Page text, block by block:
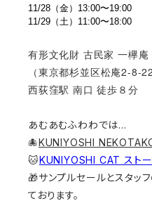
11/28（金）13:00〜19:00
11/29（土）11:00〜18:00
有形文化財 古民家 一欅庵
（東京都杉並区松庵2-8-22
西荻窪駅 南口 徒歩８分
あむあむふわわでは…
🐙KUNIYOSHI
🐱KUNIYOSHI CAT スト
🎁サンプルセールとスタッ
ております。